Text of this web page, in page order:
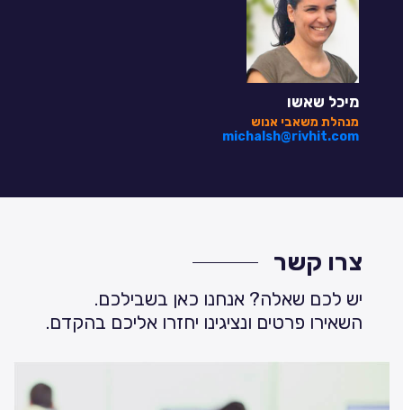
מיכל שאשו
מנהלת משאבי אנוש
michalsh@rivhit.com
צרו קשר
יש לכם שאלה? אנחנו כאן בשבילכם.
השאירו פרטים ונציגינו יחזרו אליכם בהקדם.